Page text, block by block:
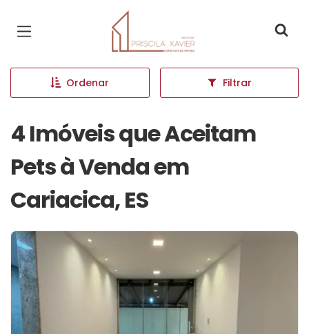
Página inicial
Ordenar Filtrar
4 Imóveis que Aceitam
Pets à Venda em
Cariacica, ES